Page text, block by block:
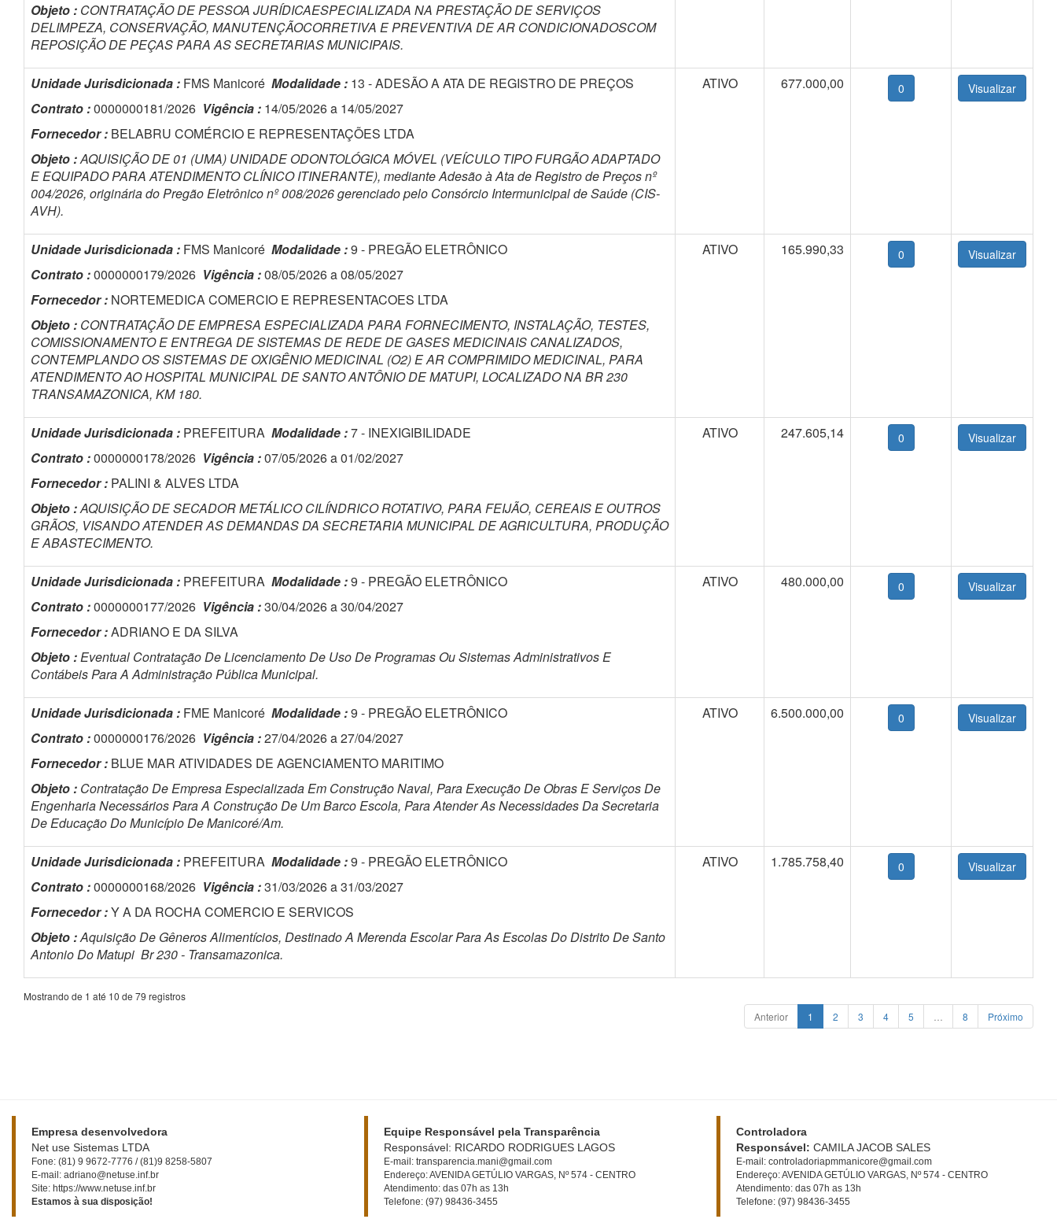
Objeto : CONTRATAÇÃO DE PESSOA JURÍDICAESPECIALIZADA NA PRESTAÇÃO DE SERVIÇOS
DELIMPEZA, CONSERVAÇÃO, MANUTENÇÃOCORRETIVA E PREVENTIVA DE AR CONDICIONADOSCOM
REPOSIÇÃO DE PEÇAS PARA AS SECRETARIAS MUNICIPAIS.
Unidade Jurisdicionada : FMS Manicoré Modalidade : 13 - ADESÃO A ATA DE REGISTRO DE PREÇOS
Contrato :0000000181/2026 Vigência : 14/05/2026 a 14/05/2027
Fornecedor : BELABRU COMÉRCIO E REPRESENTAÇÕES LTDA
Objeto :AQUISIÇÃO DE 01 (UMA) UNIDADE ODONTOLÓGICA MÓVEL (VEÍCULO TIPO FURGÃO ADAPTADO
E EQUIPADO PARA ATENDIMENTO CLÍNICO ITINERANTE), mediante Adesão à Ata de Registro de Preços nº
004/2026, originária do Pregão Eletrônico nº 008/2026 gerenciado pelo Consórcio Intermunicipal de Saúde (CIS-
AVH).
ATIVO 677.000,00 0
Unidade Jurisdicionada : FMS Manicoré Modalidade :9 - PREGÃO ELETRÔNICO
Contrato :0000000179/2026 Vigência :08/05/2026 a 08/05/2027
Fornecedor : NORTEMEDICA COMERCIO E REPRESENTACOES LTDA
Objeto : CONTRATAÇÃO DE EMPRESA ESPECIALIZADA PARA FORNECIMENTO, INSTALAÇÃO, TESTES,
COMISSIONAMENTO E ENTREGA DE SISTEMAS DE REDE DE GASES MEDICINAIS CANALIZADOS,
CONTEMPLANDO OS SISTEMAS DE OXIGÊNIO MEDICINAL (O2) E AR COMPRIMIDO MEDICINAL, PARA
ATENDIMENTO AO HOSPITAL MUNICIPAL DE SANTO ANTÔNIO DE MATUPI, LOCALIZADO NA BR 230
TRANSAMAZONICA, KM 180.
ATIVO 165.990,33 0
Unidade Jurisdicionada : PREFEITURA Modalidade :7 - INEXIGIBILIDADE
Contrato :0000000178/2026 Vigência :07/05/2026 a 01/02/2027
Fornecedor : PALINI & ALVES LTDA
Objeto :AQUISIÇÃO DE SECADOR METÁLICO CILÍNDRICO ROTATIVO, PARA FEIJÃO, CEREAIS E OUTROS
GRÃOS, VISANDO ATENDER AS DEMANDAS DA SECRETARIA MUNICIPAL DE AGRICULTURA, PRODUÇÃO
E ABASTECIMENTO.
ATIVO 247.605,14 0
Unidade Jurisdicionada : PREFEITURA Modalidade :9 - PREGÃO ELETRÔNICO
Contrato :0000000177/2026 Vigência :30/04/2026 a 30/04/2027
Fornecedor :ADRIANO E DA SILVA
Objeto :Eventual Contratação De Licenciamento De Uso De Programas Ou Sistemas Administrativos E
Contábeis Para A Administração Pública Municipal.
ATIVO 480.000,00 0
Unidade Jurisdicionada : FME Manicoré Modalidade :9 - PREGÃO ELETRÔNICO
Contrato :0000000176/2026 Vigência :27/04/2026 a 27/04/2027
Fornecedor : BLUE MAR ATIVIDADES DE AGENCIAMENTO MARITIMO
Objeto : Contratação De Empresa Especializada Em Construção Naval, Para Execução De Obras E Serviços De
Engenharia Necessários Para A Construção De Um Barco Escola, Para Atender As Necessidades Da Secretaria
De Educação Do Município De Manicoré/Am.
ATIVO 6.500.000,00 0
Unidade Jurisdicionada : PREFEITURA Modalidade :9 - PREGÃO ELETRÔNICO
Contrato :0000000168/2026 Vigência :31/03/2026 a 31/03/2027
Fornecedor :Y A DA ROCHA COMERCIO E SERVICOS
Objeto :Aquisição De Gêneros Alimentícios, Destinado A Merenda Escolar Para As Escolas Do Distrito De Santo
Antonio Do Matupi  Br 230 - Transamazonica.
ATIVO 1.785.758,40 0
Mostrando de 1 até 10 de 79 registros
Anterior
1 2 3 4 5 8 Próximo
Empresa desenvolvedora
Net use Sistemas LTDA
Fone: (81) 9 9672-7776 / (81)9 8258-5807
E-mail: adriano@netuse.inf.br
Site: https://www.netuse.inf.br
Estamos à sua disposição!
Equipe Responsável pela Transparência
Responsável: RICARDO RODRIGUES LAGOS
E-mail: transparencia.mani@gmail.com
Endereço: AVENIDA GETÚLIO VARGAS, Nº 574 - CENTRO
Atendimento: das 07h as 13h
Telefone: (97) 98436-3455
Controladora
Responsável: CAMILA JACOB SALES
E-mail: controladoriapmmanicore@gmail.com
Endereço: AVENIDA GETÚLIO VARGAS, Nº 574 - CENTRO
Atendimento: das 07h as 13h
Telefone: (97) 98436-3455